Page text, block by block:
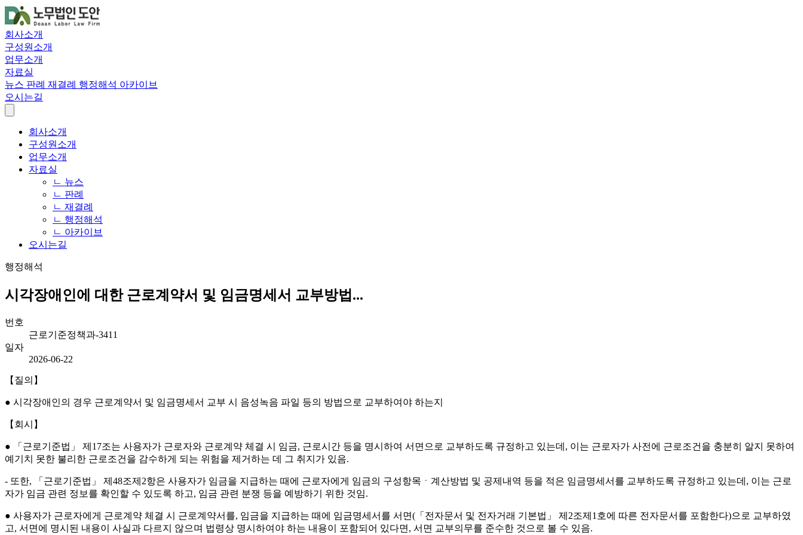
회사소개
구성원소개
업무소개
자료실
뉴스 판례 재결례 행정해석 아카이브
오시는길
회사소개
구성원소개
업무소개
자료실
ㄴ 뉴스
ㄴ 판례
ㄴ 재결례
ㄴ 행정해석
ㄴ 아카이브
오시는길
행정해석
시각장애인에 대한 근로계약서 및 임금명세서 교부방법...
번호
근로기준정책과-3411
일자
2026-06-22
【질의】
● 시각장애인의 경우 근로계약서 및 임금명세서 교부 시 음성녹음 파일 등의 방법으로 교부하여야 하는지
【회시】
● 「근로기준법」 제17조는 사용자가 근로자와 근로계약 체결 시 임금, 근로시간 등을 명시하여 서면으로 교부하도록 규정하고 있는데, 이는 근로자가 사전에 근로조건을 충분히 알지 못하여
예기치 못한 불리한 근로조건을 감수하게 되는 위험을 제거하는 데 그 취지가 있음.
- 또한, 「근로기준법」 제48조제2항은 사용자가 임금을 지급하는 때에 근로자에게 임금의 구성항목ㆍ계산방법 및 공제내역 등을 적은 임금명세서를 교부하도록 규정하고 있는데, 이는 근로
자가 임금 관련 정보를 확인할 수 있도록 하고, 임금 관련 분쟁 등을 예방하기 위한 것임.
● 사용자가 근로자에게 근로계약 체결 시 근로계약서를, 임금을 지급하는 때에 임금명세서를 서면(「전자문서 및 전자거래 기본법」 제2조제1호에 따른 전자문서를 포함한다)으로 교부하였
고, 서면에 명시된 내용이 사실과 다르지 않으며 법령상 명시하여야 하는 내용이 포함되어 있다면, 서면 교부의무를 준수한 것으로 볼 수 있음.